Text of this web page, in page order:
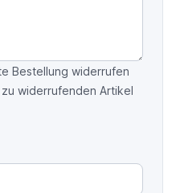
Bestellung widerrufen
widerrufenden Artikel